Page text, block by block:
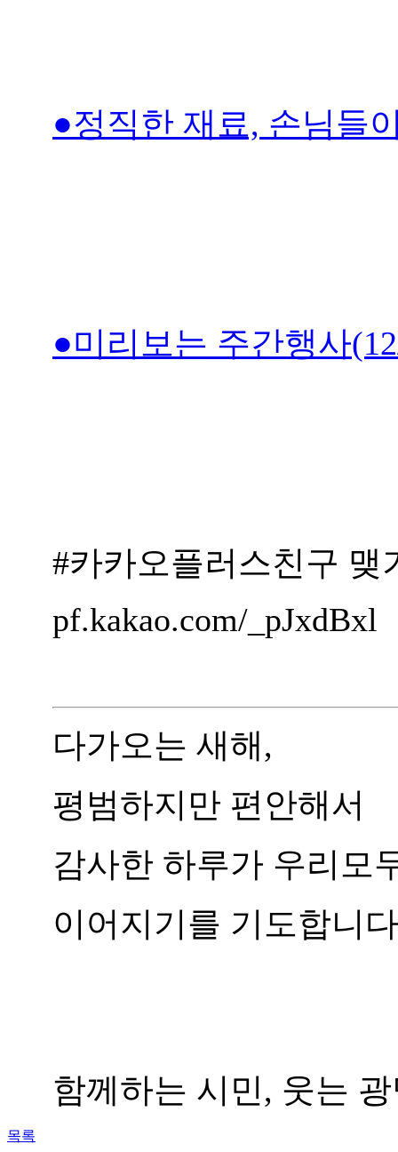
●정직한 재료, 손님들
●미리보는 주간행사
#카카오플러스친구 맺
pf.kakao.com/_pJxdBxl
다가오는 새해,
평범하지만 편안해서
감사한 하루가 우리모
이어지기를 기도합니
함께하는 시민, 웃는
목록